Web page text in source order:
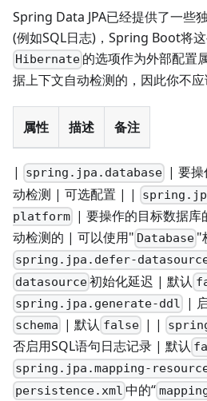
Spring Data JPA已经提供了一些
(例如SQL日志)，Spring Boot将
Hibernate 的选项作为外部配置
据上下文自动检测的，因此你不应
属性 描述 备注
| spring.jpa.database | 要操
动检测 | 可选配置 | |
platform | 要操作的目标数据库
动检测的 | 可以使用" Database "
spring.jpa.defer-
datasource初始化延迟 | 默认
spring.jpa.generate-ddl |
schema | 默认 false| |
否启用SQL语句日志记录 | 默认
spring.jpa.mapping-
persistence.xml 中的“